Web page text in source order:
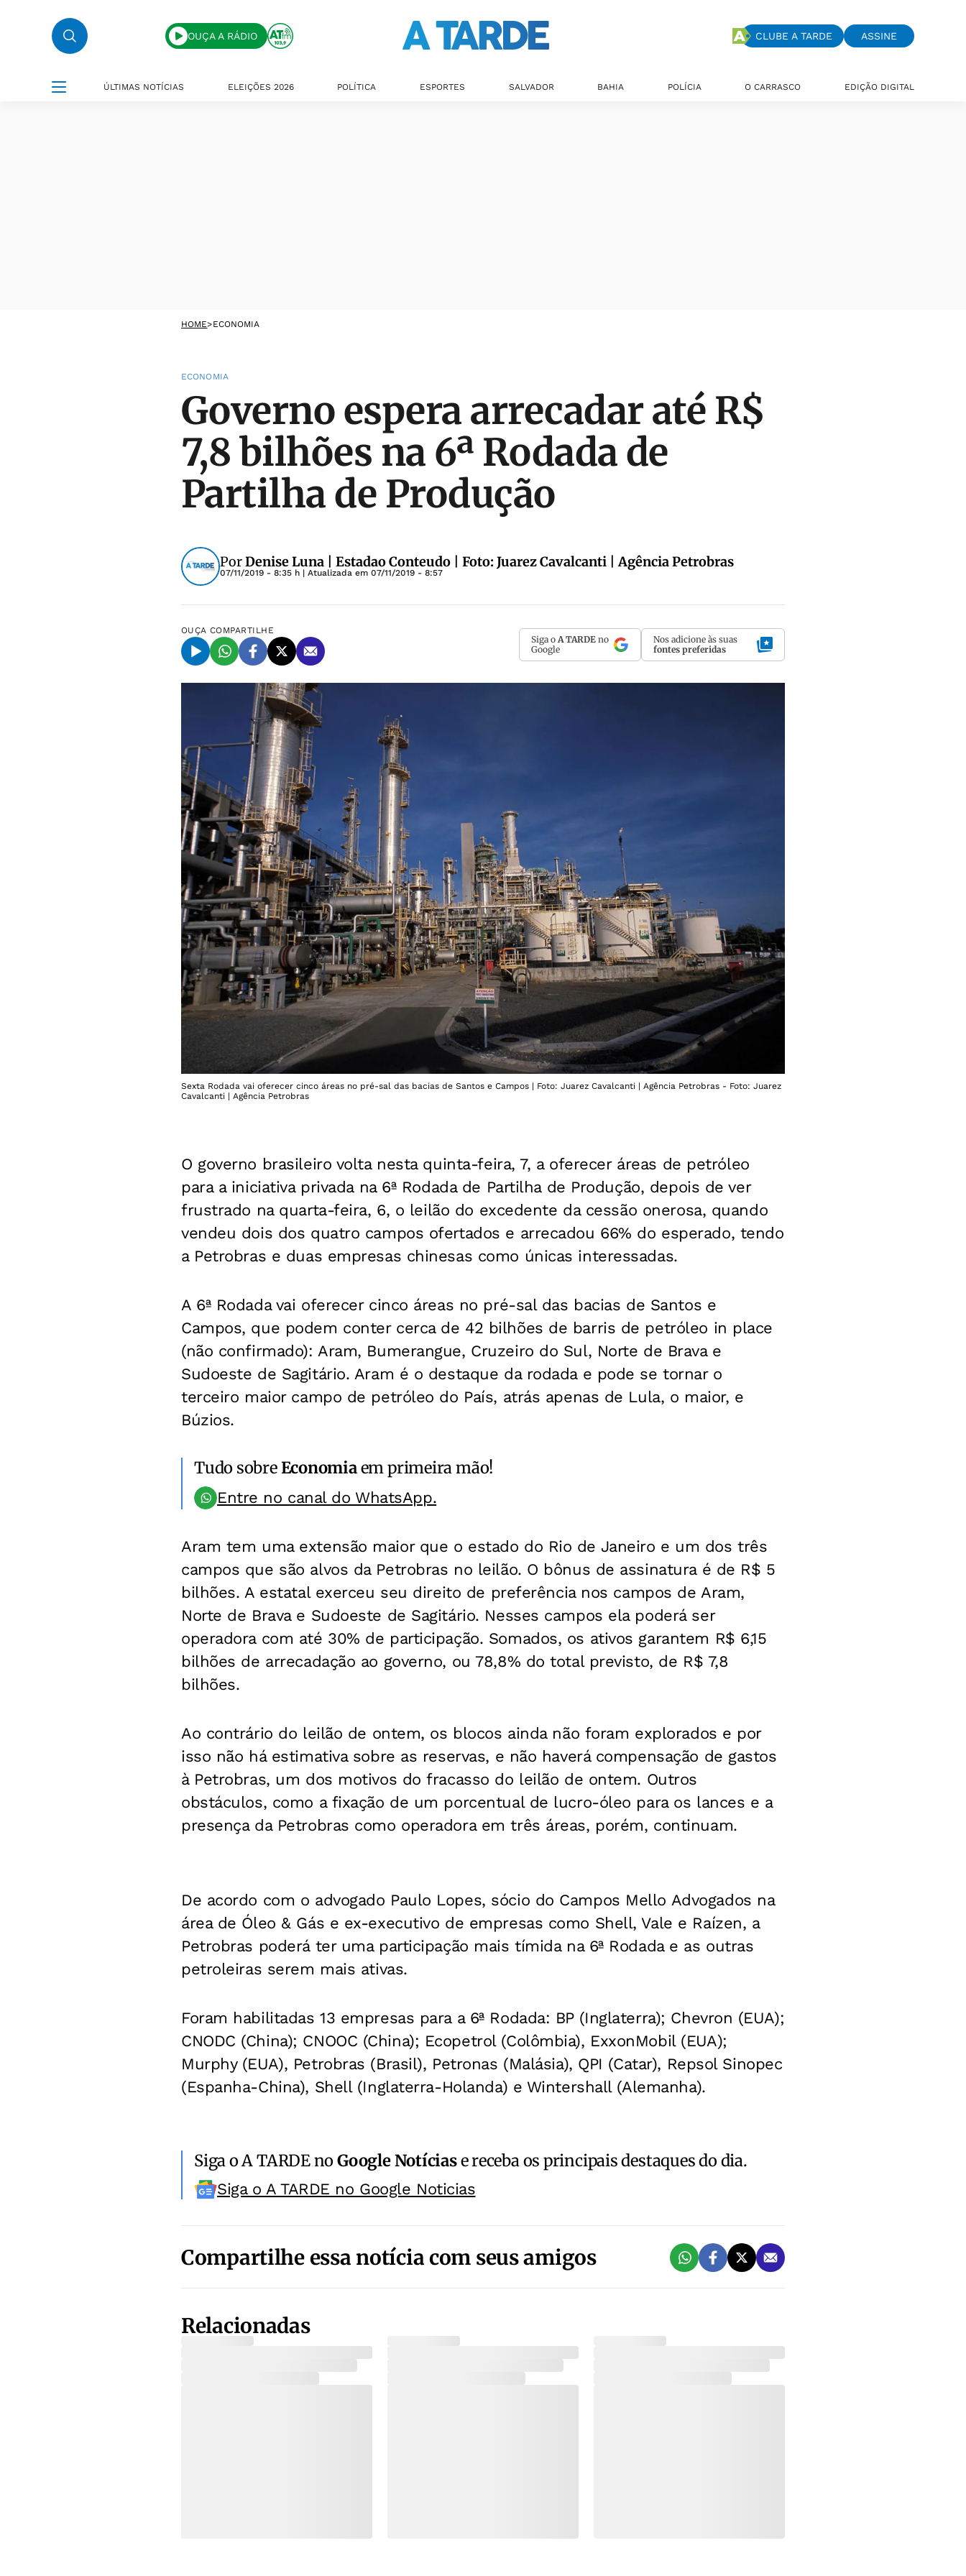
OUÇA A RÁDIO CLUBE A TARDE ASSINE
ÚLTIMAS NOTÍCIAS ELEIÇÕES 2026 POLÍTICA ESPORTES SALVADOR BAHIA POLÍCIA O CARRASCO EDIÇÃO DIGITAL
HOME>ECONOMIA
ECONOMIA
Governo espera arrecadar até R$
7,8 bilhões na 6ª Rodada de
Partilha de Produção
PorDenise Luna | Estadao Conteudo | Foto: Juarez Cavalcanti | Agência Petrobras
07/11/2019 - 8:35 h | Atualizada em 07/11/2019 - 8:57
OUÇA COMPARTILHE
Siga o A TARDE no
Google
Nos adicione às suas
fontes preferidas
Sexta Rodada vai oferecer cinco áreas no pré-sal das bacias de Santos e Campos | Foto: Juarez Cavalcanti | Agência Petrobras - Foto: Juarez
Cavalcanti | Agência Petrobras
O governo brasileiro volta nesta quinta-feira, 7, a oferecer áreas de petróleo
para a iniciativa privada na 6ª Rodada de Partilha de Produção, depois de ver
frustrado na quarta-feira, 6, o leilão do excedente da cessão onerosa, quando
vendeu dois dos quatro campos ofertados e arrecadou 66% do esperado, tendo
a Petrobras e duas empresas chinesas como únicas interessadas.
A 6ª Rodada vai oferecer cinco áreas no pré-sal das bacias de Santos e
Campos, que podem conter cerca de 42 bilhões de barris de petróleo in place
(não confirmado): Aram, Bumerangue, Cruzeiro do Sul, Norte de Brava e
Sudoeste de Sagitário. Aram é o destaque da rodada e pode se tornar o
terceiro maior campo de petróleo do País, atrás apenas de Lula, o maior, e
Búzios.
Tudo sobreEconomiaem primeira mão!
Entre no canal do WhatsApp.
Aram tem uma extensão maior que o estado do Rio de Janeiro e um dos três
campos que são alvos da Petrobras no leilão. O bônus de assinatura é de R$ 5
bilhões. A estatal exerceu seu direito de preferência nos campos de Aram,
Norte de Brava e Sudoeste de Sagitário. Nesses campos ela poderá ser
operadora com até 30% de participação. Somados, os ativos garantem R$ 6,15
bilhões de arrecadação ao governo, ou 78,8% do total previsto, de R$ 7,8
bilhões.
Ao contrário do leilão de ontem, os blocos ainda não foram explorados e por
isso não há estimativa sobre as reservas, e não haverá compensação de gastos
à Petrobras, um dos motivos do fracasso do leilão de ontem. Outros
obstáculos, como a fixação de um porcentual de lucro-óleo para os lances e a
presença da Petrobras como operadora em três áreas, porém, continuam.
De acordo com o advogado Paulo Lopes, sócio do Campos Mello Advogados na
área de Óleo & Gás e ex-executivo de empresas como Shell, Vale e Raízen, a
Petrobras poderá ter uma participação mais tímida na 6ª Rodada e as outras
petroleiras serem mais ativas.
Foram habilitadas 13 empresas para a 6ª Rodada: BP (Inglaterra); Chevron (EUA);
CNODC (China); CNOOC (China); Ecopetrol (Colômbia), ExxonMobil (EUA);
Murphy (EUA), Petrobras (Brasil), Petronas (Malásia), QPI (Catar), Repsol Sinopec
(Espanha-China), Shell (Inglaterra-Holanda) e Wintershall (Alemanha).
Siga o A TARDE noGoogle Notíciase receba os principais destaques do dia.
Siga o A TARDE no Google Noticias
Compartilhe essa notícia com seus amigos
Relacionadas